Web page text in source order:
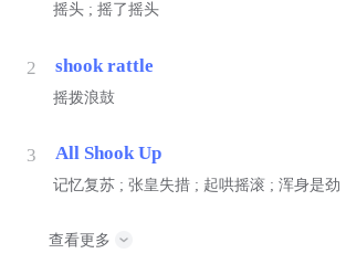
摇头 ; 摇了摇头
2 shook rattle
摇拨浪鼓
3 All Shook Up
记忆复苏 ; 张皇失措 ; 起哄摇滚 ; 浑身是劲
查看更多